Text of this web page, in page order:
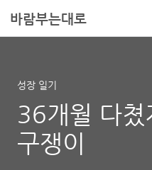
바람부는대로
성장 일기
36개월 다쳤
구쟁이